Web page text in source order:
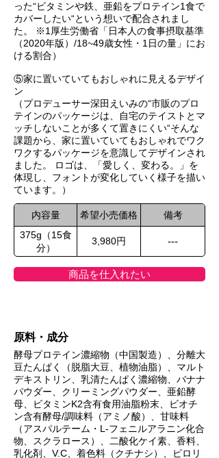
った“ビタミンや鉄、亜鉛をプロテイン1食で
カバーしたい“という想いで配合されまし
た。 ※1厚生労働省「日本人の食事摂取基準
（2020年版）/18~49歳女性・1日の量」にお
ける割合）
⑤家に置いていてもおしゃれに見えるデザイ
ン
（プロデューサー深田えいみの“市販のプロ
テインのパッケージは、自宅のテイストとマ
ッチしないことが多くて置きにくい“そんな
課題から、家に置いていてもおしゃれでワク
ワクするパッケージを意識してデザインされ
ました。 ロゴは、「愛しく、変わる。」を
体現し、フォントが変化していく様子を描い
ています。）
内容量 希望小売価格
備考
375g（15食
分）
3,980円 ---
商品を仕入れたい
原料・成分
酵母プロテイン濃縮物（中国製造）、分離大
豆たんぱく（脱脂大豆、植物油脂）、マルト
デキストリン、乳清たんぱく濃縮物、バナナ
パウダー、クリーミングパウダー、亜鉛酵
母、ビタミンK2含有食用油脂粉末、ビオチ
ン含有酵母/調味料（アミノ酸）、甘味料
（アスパルテーム・L-フェニルアラニン化合
物、スクラロース）、二酸化ケイ素、香料、
乳化剤、V.C、着色料（クチナシ）、ピロリ